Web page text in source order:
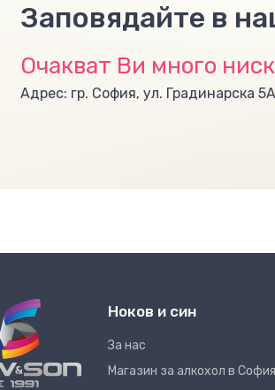
Заповядайте в
Очакват Ви много
Адрес: гр. София, ул. Градинарска 5А
Ноков и син
За нас
Магазин за алкохол в София